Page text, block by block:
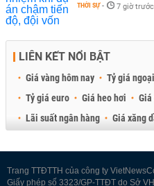
THỜI SỰ - 7 giờ trước
LIÊN KẾT NỔI BẬT
Giá vàng hôm nay Tỷ giá
Tỷ giá euro
Giá heo hơi Giá
Lãi suất ngân hàng
Giá xăng
Trang TTĐTTH của công ty
Giấy phép số 3323/GP-TTĐT do Sở